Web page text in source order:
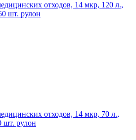
отходов, 14 мкр, 120 л.,
шт. рулон
отходов, 14 мкр, 70 л.,
шт. рулон